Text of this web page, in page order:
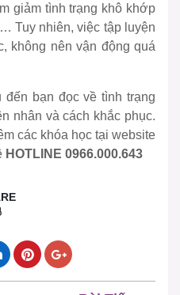
giảm tình trạng khô khớp
Tuy nhiên, việc tập luyện
không nên vận động quá
bạn đọc về tình trạng
nhân và cách khắc phục.
các khóa học tại website
HOTLINE 0966.000.643